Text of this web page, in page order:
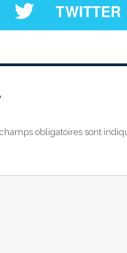
TWITTER
obligatoires sont